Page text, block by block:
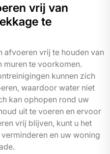
vrij van
te
afvoeren vrij te houden van
te voorkomen.
kunnen zich
waardoor water niet
kan ophopen rond uw
uit te voeren en ervoor
vrij blijven, kunt u het
en uw woning